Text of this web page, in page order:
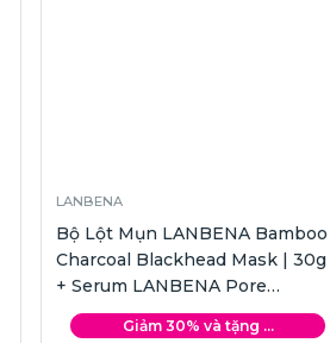
LANBENA
Bộ Lột Mụn LANBENA Bamboo
Charcoal Blackhead Mask | 30g
+ Serum LANBENA Pore
Minimizing | 15ml
Giảm 30% và tặng ...